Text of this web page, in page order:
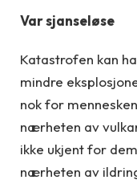
Var sjanseløse
Katastrofen kan
mindre
nok for
nærheten av
ikke ukjent for
nærheten av